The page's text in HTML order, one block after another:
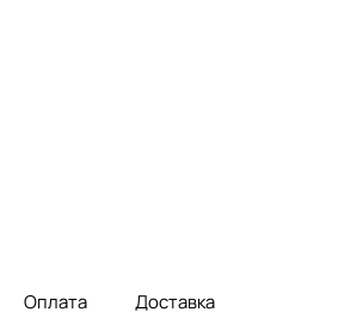
Оплата Доставка